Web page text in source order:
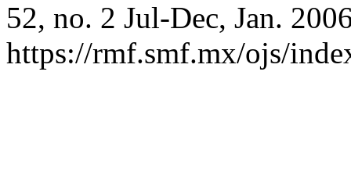
52, no. 2 Jul-Dec, Jan.
https://rmf.smf.mx/ojs/